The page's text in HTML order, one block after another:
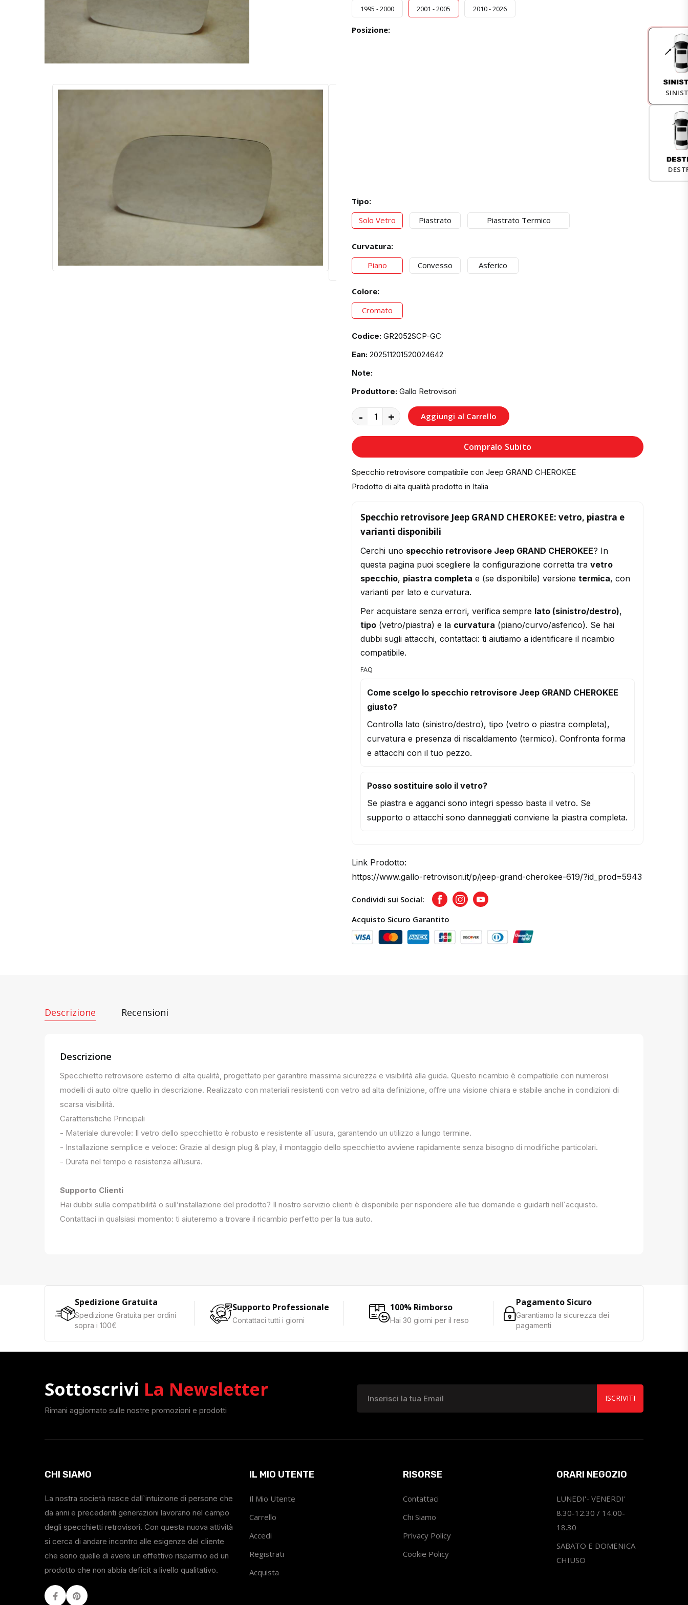
1995 - 2000 2001 - 2005 2010 - 2026
Posizione:
Tipo:
Solo Vetro
Piastrato Piastrato Termico
Curvatura:
Piano
Convesso Asferico
Colore:
Cromato
Codice: GR2052SCP-GC
Ean: 202511201520024642
Note:
Produttore: Gallo Retrovisori
- + Aggiungi al Carrello
Compralo Subito
Specchio retrovisore compatibile con Jeep GRAND CHEROKEE
Prodotto di alta qualità prodotto in Italia
Specchio retrovisore Jeep GRAND CHEROKEE: vetro, piastra e
varianti disponibili
Cerchi uno specchio retrovisore Jeep GRAND CHEROKEE? In
questa pagina puoi scegliere la configurazione corretta tra vetro
specchio, piastra completa e (se disponibile) versione termica, con
varianti per lato e curvatura.
Per acquistare senza errori, verifica sempre lato (sinistro/destro),
tipo (vetro/piastra) e la curvatura (piano/curvo/asferico). Se hai
dubbi sugli attacchi, contattaci: ti aiutiamo a identificare il ricambio
compatibile.
FAQ
Come scelgo lo specchio retrovisore Jeep GRAND CHEROKEE
giusto?
Controlla lato (sinistro/destro), tipo (vetro o piastra completa),
curvatura e presenza di riscaldamento (termico). Confronta forma
e attacchi con il tuo pezzo.
Posso sostituire solo il vetro?
Se piastra e agganci sono integri spesso basta il vetro. Se
supporto o attacchi sono danneggiati conviene la piastra completa.
Link Prodotto:
https://www.gallo-retrovisori.it/p/jeep-grand-cherokee-619/?id_prod=5943
Condividi sui Social: FacebookInstagramYoutube
Acquisto Sicuro Garantito
Descrizione Recensioni
Descrizione
Specchietto retrovisore esterno di alta qualità, progettato per garantire massima sicurezza e visibilità alla guida. Questo ricambio è compatibile con numerosi
modelli di auto oltre quello in descrizione. Realizzato con materiali resistenti con vetro ad alta definizione, offre una visione chiara e stabile anche in condizioni di
scarsa visibilità.
Caratteristiche Principali
- Materiale durevole: Il vetro dello specchietto è robusto e resistente all`usura, garantendo un utilizzo a lungo termine.
- Installazione semplice e veloce: Grazie al design plug & play, il montaggio dello specchietto avviene rapidamente senza bisogno di modifiche particolari.
- Durata nel tempo e resistenza all’usura.
Supporto Clienti
Hai dubbi sulla compatibilità o sull’installazione del prodotto? Il nostro servizio clienti è disponibile per rispondere alle tue domande e guidarti nell`acquisto.
Contattaci in qualsiasi momento: ti aiuteremo a trovare il ricambio perfetto per la tua auto.
Spedizione Gratuita
Spedizione Gratuita per ordini
sopra i 100€
Supporto Professionale
Contattaci tutti i giorni
100% Rimborso
Hai 30 giorni per il reso
Pagamento Sicuro
Garantiamo la sicurezza dei
pagamenti
Sottoscrivi La Newsletter
Rimani aggiornato sulle nostre promozioni e prodotti
ISCRIVITI
CHI SIAMO
La nostra società nasce dall`intuizione di persone che
da anni e precedenti generazioni lavorano nel campo
degli specchietti retrovisori. Con questa nuova attività
si cerca di andare incontro alle esigenze del cliente
che sono quelle di avere un effettivo risparmio ed un
prodotto che non abbia deficit a livello qualitativo.
FacebookYoutube
IL MIO UTENTE
Il Mio Utente
Carrello
Accedi
Registrati
Acquista
RISORSE
Contattaci
Chi Siamo
Privacy Policy
Cookie Policy
ORARI NEGOZIO
LUNEDI'- VENERDI'
8.30-12.30 / 14.00-
18.30
SABATO E DOMENICA
CHIUSO